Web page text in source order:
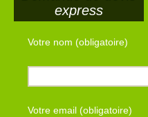
express
Votre nom (obligatoire)
Votre email (obligatoire)